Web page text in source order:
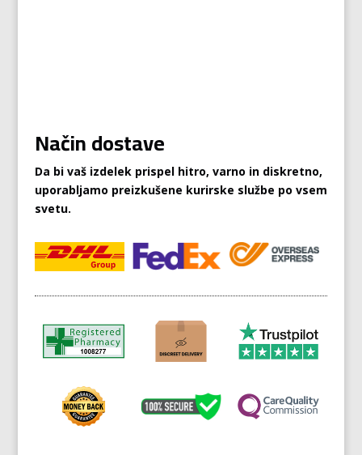
Način dostave
Da bi vaš izdelek prispel hitro, varno in diskretno,
uporabljamo preizkušene kurirske službe po vsem
svetu.